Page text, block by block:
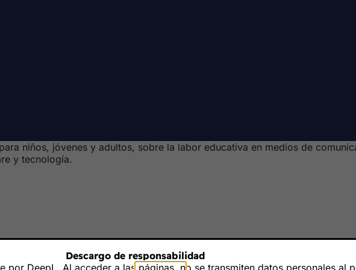
niños, jóvenes y adultos, sobre la labor educativa en medios de
y tecnología.
Descargo de responsabilidad
por DeepL. Al acceder a las páginas, no se transmiten datos personales al